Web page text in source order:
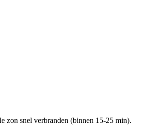
zon snel verbranden (binnen 15-25 min).